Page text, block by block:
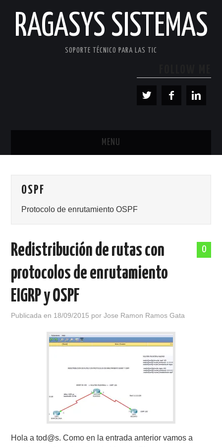
RAGASYS SISTEMAS
SOPORTE TÉCNICO PARA LAS TIC
MENU
ACERCA DE
POLÍTICA DE PRIVACIDAD
OSPF
Protocolo de enrutamiento OSPF
0
Redistribución de rutas con
protocolos de enrutamiento
EIGRP y OSPF
Publicada en 18/09/2015 porJose Ramon Ramos Gata
Hola a tod@s. Como en la entrada anterior vamos a